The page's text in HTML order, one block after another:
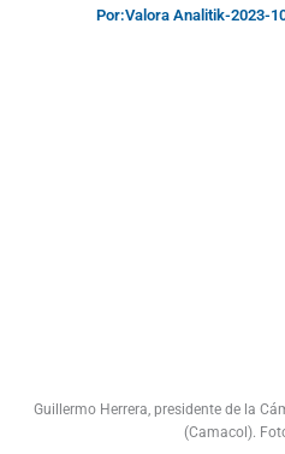
Por:Valora Analitik-2023-
Guillermo Herrera, presidente de la
(Camacol).